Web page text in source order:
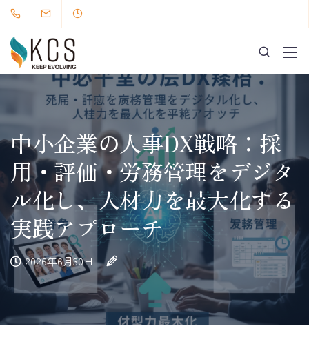
中小企業の人事DX戦略：採
用・評価・労務管理をデジタ
ル化し、人材力を最大化する
実践アプローチ
2026年6月30日